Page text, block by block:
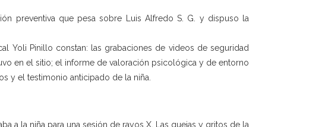
preventiva que pesa sobre Luis Alfredo S. G. y dispuso la
Yoli Pinillo constan: las grabaciones de videos de seguridad
en el sitio; el informe de valoración psicológica y de entorno
y el testimonio anticipado de la niña.
a la niña para una sesión de rayos X. Las quejas y gritos de la